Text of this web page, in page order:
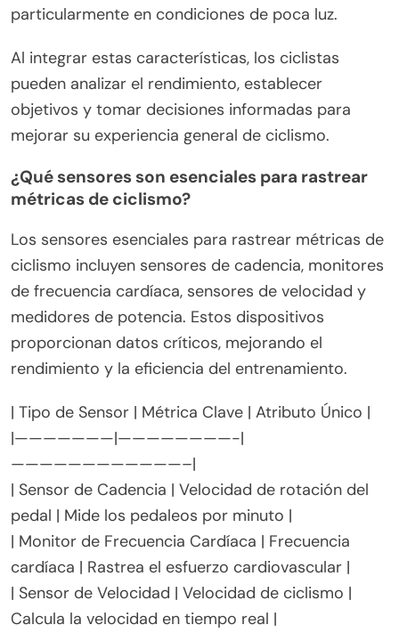
particularmente en condiciones de poca luz.
Al integrar estas características, los ciclistas
pueden analizar el rendimiento, establecer
objetivos y tomar decisiones informadas para
mejorar su experiencia general de ciclismo.
¿Qué sensores son esenciales para rastrear
métricas de ciclismo?
Los sensores esenciales para rastrear métricas de
ciclismo incluyen sensores de cadencia, monitores
de frecuencia cardíaca, sensores de velocidad y
medidores de potencia. Estos dispositivos
proporcionan datos críticos, mejorando el
rendimiento y la eficiencia del entrenamiento.
| Tipo de Sensor | Métrica Clave | Atributo Único |
|———————|————————-|
————————————–|
| Sensor de Cadencia | Velocidad de rotación del
pedal | Mide los pedaleos por minuto |
| Monitor de Frecuencia Cardíaca | Frecuencia
cardíaca | Rastrea el esfuerzo cardiovascular |
| Sensor de Velocidad | Velocidad de ciclismo |
Calcula la velocidad en tiempo real |